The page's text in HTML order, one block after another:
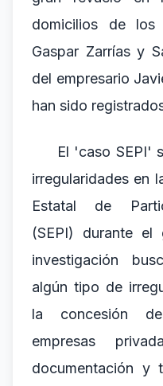
domicilios de los
Gaspar Zarrías y
del empresario
han sido
El 'caso SEPI'
irregularidades en
Estatal de
(SEPI) durante el
investigación
algún tipo de
la concesión
empresas
documentación y